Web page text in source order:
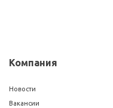
Компания
Новости
Вакансии